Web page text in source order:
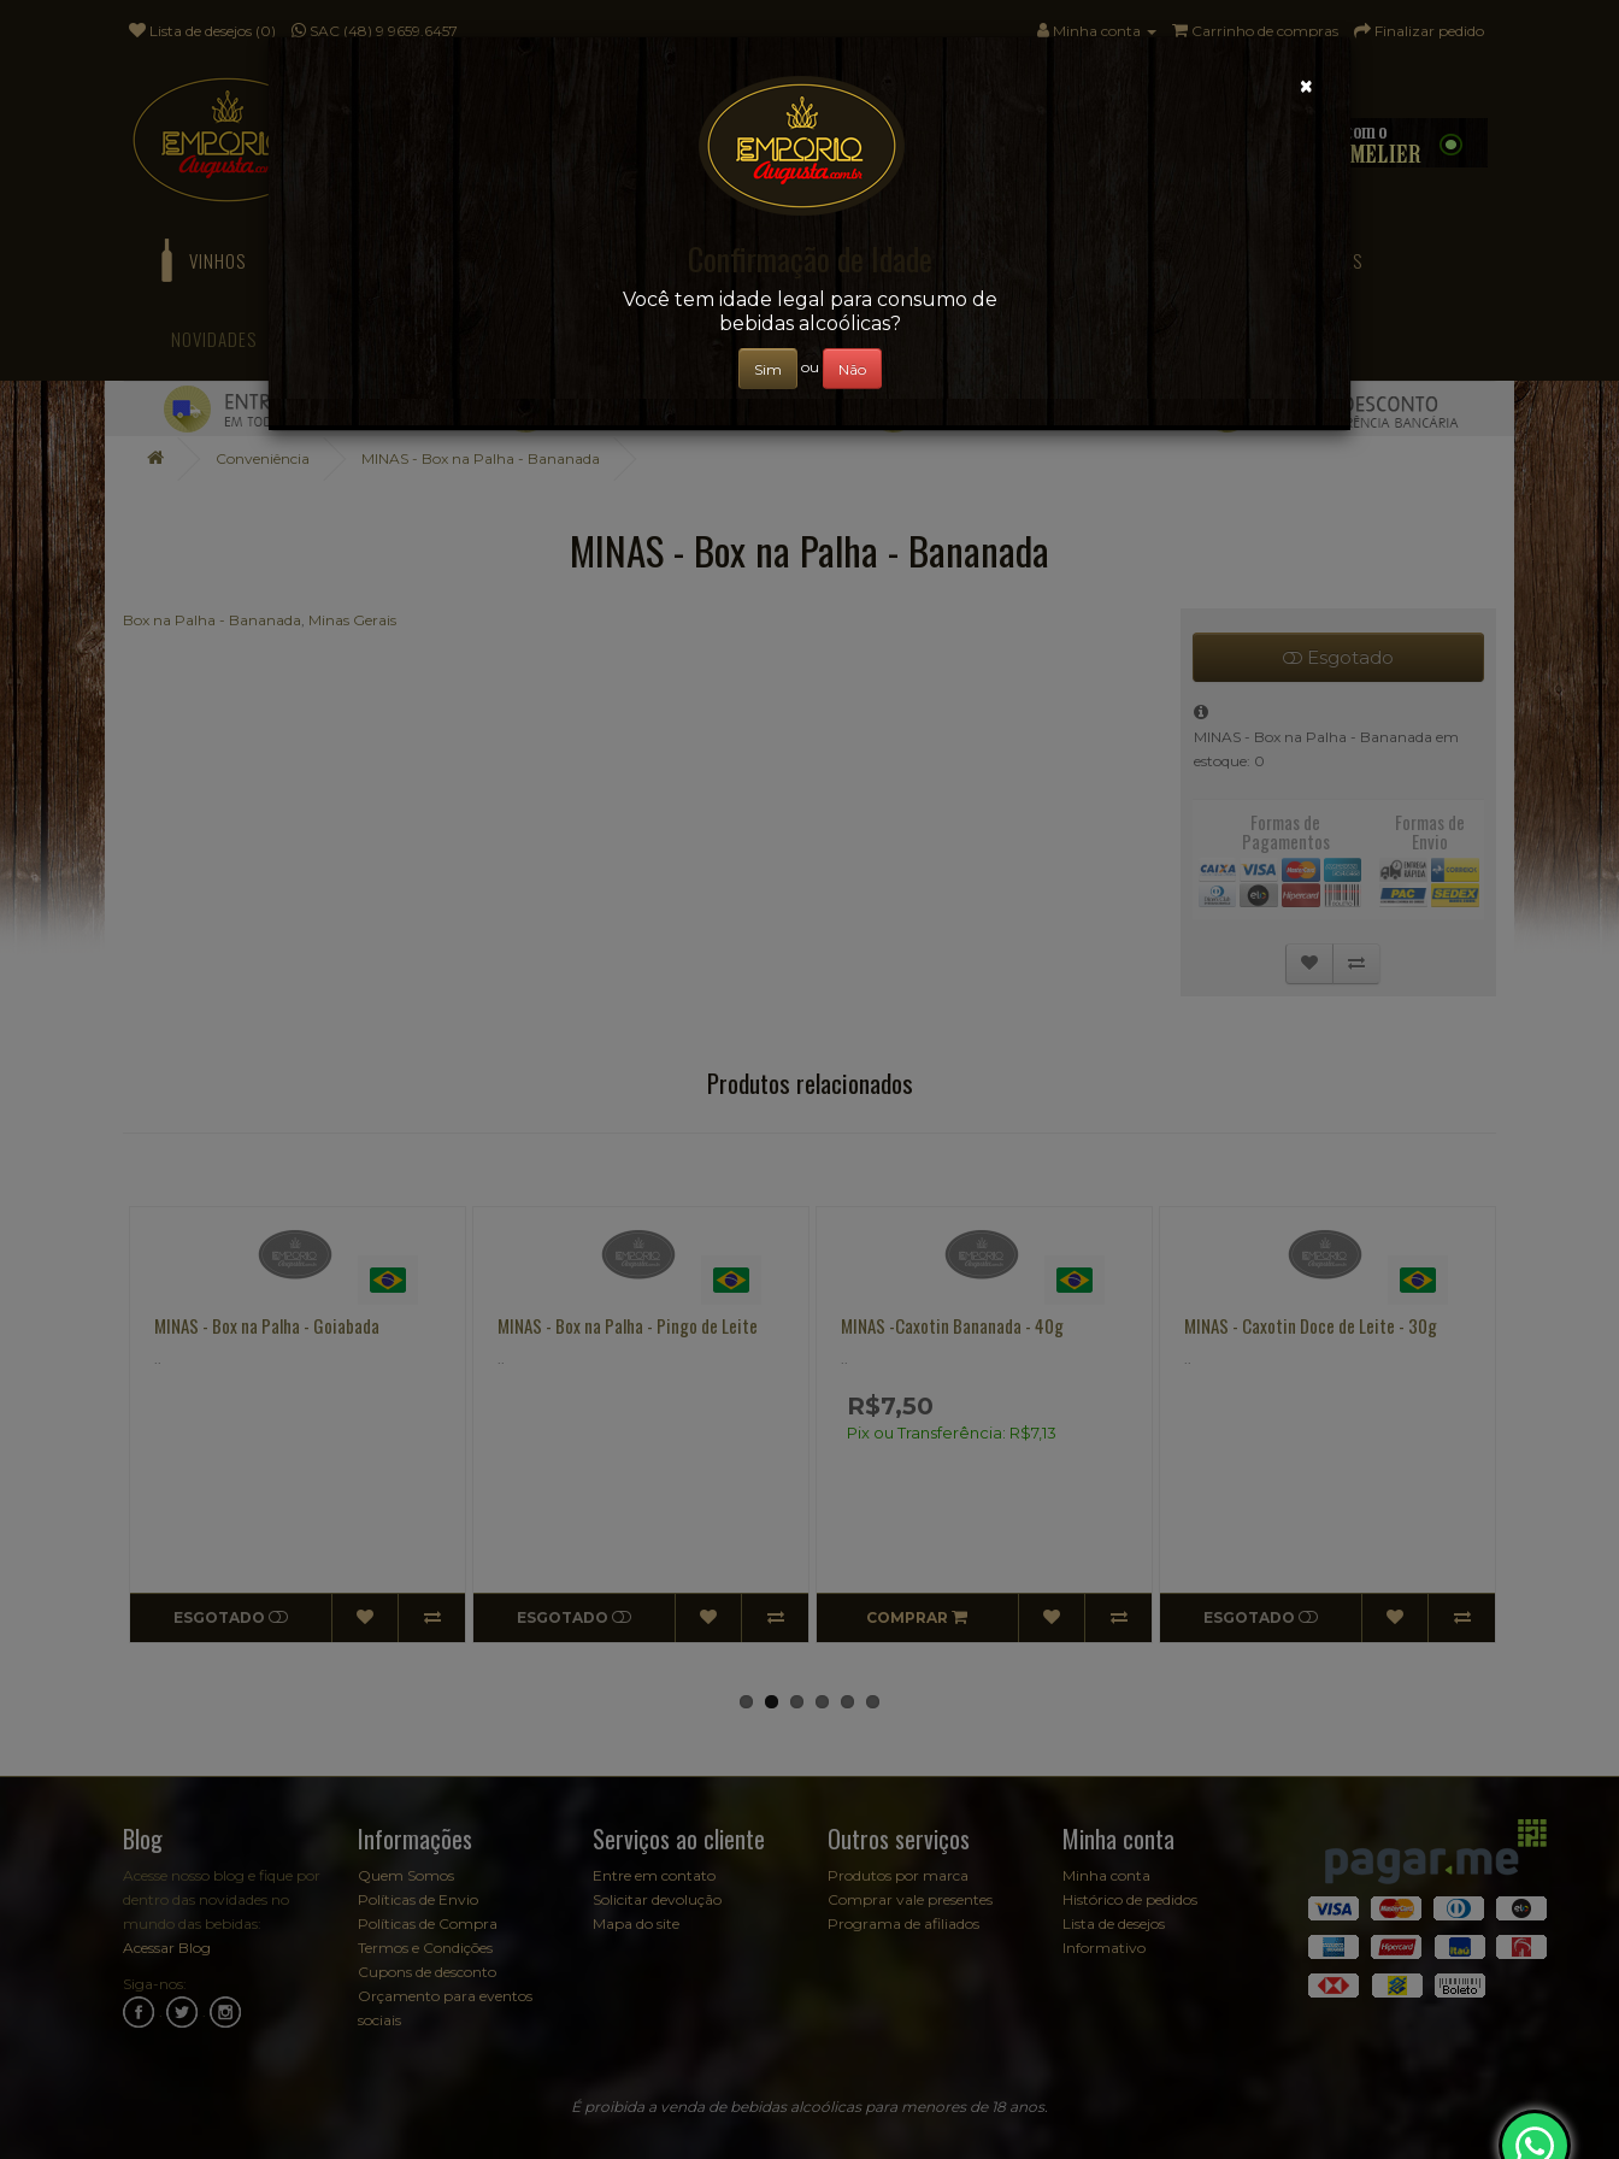
Lista de desejos (0) SAC (48) 9 9659.6457 Minha conta Carrinho de compras Finalizar pedido
Sua conveniência e adega on-line!
VINHOS + BEBIDAS PAÍSES
NOVIDADES
Conveniência MINAS - Box na Palha - Bananada
MINAS - Box na Palha - Bananada
Box na Palha - Bananada Minas Gerais
Esgotado
MINAS - Box na Palha - Bananada em
estoque: 0
Formas de
Pagamentos
Formas de
Envio
Produtos relacionados
MINAS - Box na Palha - Goiabada
ESGOTADO
MINAS - Box na Palha - Pingo de Leite
ESGOTADO
MINAS -Caxotin Bananada - 40g
R$7,50
Pix ou Transferência: R$7,13
COMPRAR
MINAS - Caxotin Doce de Leite - 30g
ESGOTADO
Blog
Acesse nosso blog e fique por
dentro das novidades no
mundo das bebidas:
Acessar Blog
Siga-nos:
Informações
Quem Somos
Políticas de Envio
Políticas de Compra
Termos e Condições
Cupons de desconto
Orçamento para eventos
sociais
Serviços ao cliente
Entre em contato
Solicitar devolução
Mapa do site
Outros serviços
Produtos por marca
Comprar vale presentes
Programa de afiliados
Minha conta
Minha conta
Histórico de pedidos
Lista de desejos
Informativo
É proibida a venda de bebidas alcoólicas para menores de 18 anos.
×
Confirmação de Idade
Você tem idade legal para consumo de
bebidas alcoólicas?
Sim ou Não